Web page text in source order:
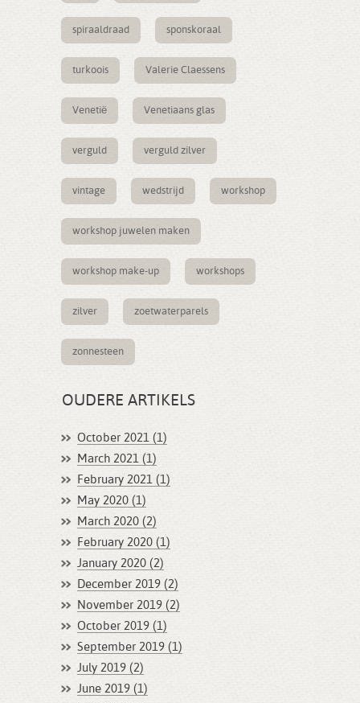
spiraaldraad sponskoraal
turkoois Valerie Claessens
Venetië Venetiaans glas
verguld verguld zilver
vintage wedstrijd workshop
workshop juwelen maken
workshop make-up workshops
zilver zoetwaterparels
zonnesteen
OUDERE ARTIKELS
October 2021 (1)
March 2021 (1)
February 2021 (1)
May 2020 (1)
March 2020 (2)
February 2020 (1)
January 2020 (2)
December 2019 (2)
November 2019 (2)
October 2019 (1)
September 2019 (1)
July 2019 (2)
June 2019 (1)